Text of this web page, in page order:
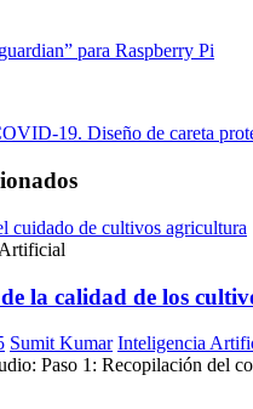
para Raspberry Pi
19. Diseño de careta
la calidad de los
Sumit Kumar Inteligencia
Paso 1: Recopilación del